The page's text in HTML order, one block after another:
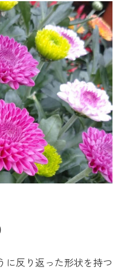
に反り返った形状を持つ